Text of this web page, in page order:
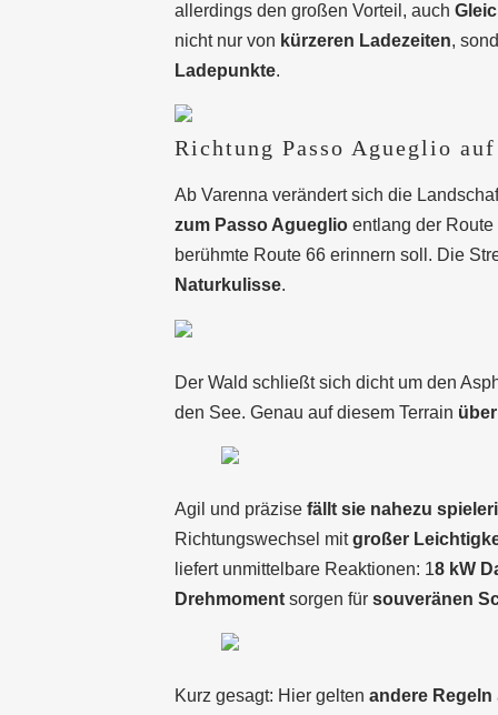
allerdings den großen Vorteil, auch
nicht nur von kürzeren Ladezeiten,
Ladepunkte.
Richtung Passo Agueglio
Ab Varenna verändert sich die
zum Passo Agueglioentlang der Route
berühmte Route 66 erinnern soll. Die
Naturkulisse.
Der Wald schließt sich dicht um den
den See. Genau auf diesem Terrain
Agil und präzise fällt sie nahezu
Richtungswechsel mitgroßer
liefert unmittelbare Reaktionen: 18 kW
Drehmomentsorgen für souveränen
Kurz gesagt: Hier gelten andere Regeln